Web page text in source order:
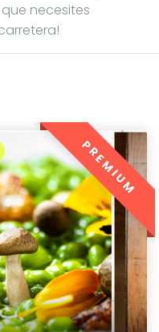
necesites
PREMIUM